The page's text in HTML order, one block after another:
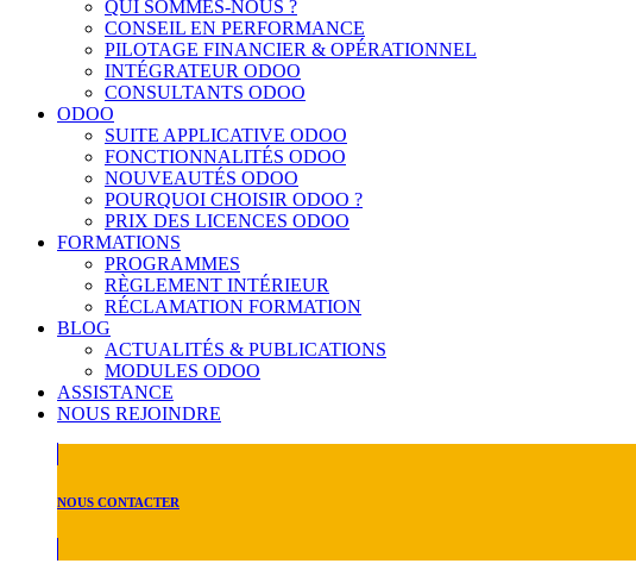
QUI SOMMES-NOUS ?
CONSEIL EN PERFORMANCE
PILOTAGE FINANCIER & OPÉRATIONNEL
INTÉGRATEUR ODOO
CONSULTANTS ODOO
ODOO
SUITE APPLICATIVE ODOO
FONCTIONNALITÉS ODOO
NOUVEAUTÉS ODOO
POURQUOI CHOISIR ODOO ?
PRIX DES LICENCES ODOO
FORMATIONS
PROGRAMMES
RÈGLEMENT INTÉRIEUR
RÉCLAMATION FORMATION
BLOG
ACTUALITÉS & PUBLICATIONS
MODULES ODOO
ASSISTANCE
NOUS REJOINDRE
NOUS CONTACTER